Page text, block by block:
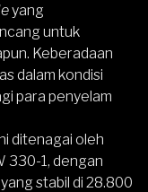
yang
untuk
Keberadaan
dalam kondisi
para penyelam
ditenagai oleh
330-1, dengan
stabil di 28.800